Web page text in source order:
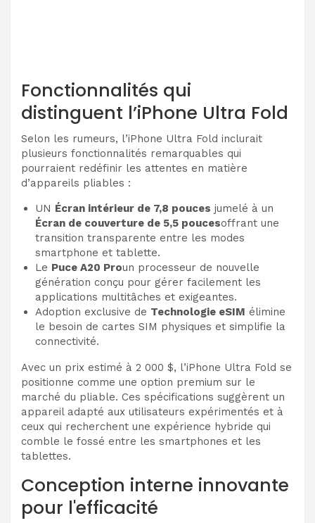
Fonctionnalités qui
distinguent l’iPhone Ultra Fold
Selon les rumeurs, l’iPhone Ultra Fold inclurait
plusieurs fonctionnalités remarquables qui
pourraient redéfinir les attentes en matière
d’appareils pliables :
UN Écran intérieur de 7,8 pouces jumelé à un
Écran de couverture de 5,5 poucesoffrant une
transition transparente entre les modes
smartphone et tablette.
Le Puce A20 Proun processeur de nouvelle
génération conçu pour gérer facilement les
applications multitâches et exigeantes.
Adoption exclusive de Technologie eSIM élimine
le besoin de cartes SIM physiques et simplifie la
connectivité.
Avec un prix estimé à 2 000 $, l’iPhone Ultra Fold se
positionne comme une option premium sur le
marché du pliable. Ces spécifications suggèrent un
appareil adapté aux utilisateurs expérimentés et à
ceux qui recherchent une expérience hybride qui
comble le fossé entre les smartphones et les
tablettes.
Conception interne innovante
pour l'efficacité